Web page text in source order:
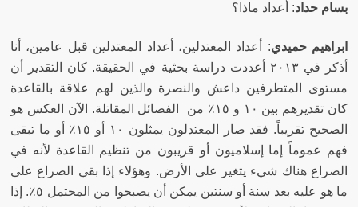
بسام حداد: أعداد ماذا؟
ابراهيم حميدي:
أعداد المعتدلين، أعداد المعتدلين قبل عامين، أنا
أذكر في ٢٠١٣ أعددت دراسة بحثية في الحقيقة
. كان التقدير أن
مستوى المتطرفين داعش والنصرة والذين لهم علاقة بالقاعدة
كان تقديرهم بين ١٠ و ١٥٪ من الفصائل المقاتلة
.
الآن العكس هو
الصحيح تقريباً.
فقد صار المعتدلون يمثلون ١٠ أو ١٥٪ أو ما تبقى
فهم عموماً إما إسلاميون أو قريبون من تنظيم القاعدة لأنه في
الصراع هناك شيء يتغير على الأرض. وهؤلاء إذا بقي الصراع على
ما هو عليه بعد سنة أو سنتين يمكن أن يصبحوا من المحتمل ٥٪
. إذا